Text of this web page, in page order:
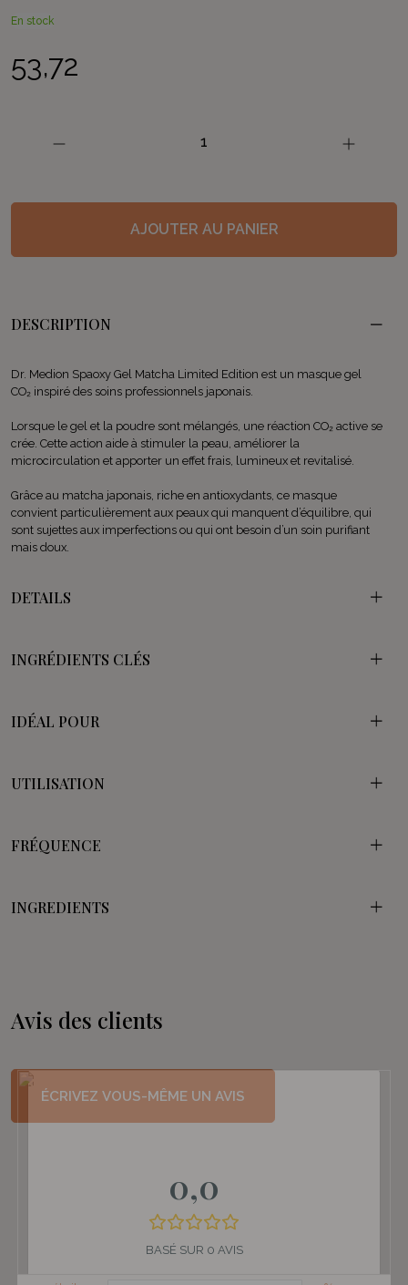
53,72
En stock
AJOUTER AU PANIER
DESCRIPTION
Dr. Medion Spaoxy Gel Matcha Limited Edition est un masque gel
CO₂ inspiré des soins professionnels japonais.
Lorsque le gel et la poudre sont mélangés, une réaction CO₂ active se
crée. Cette action aide à stimuler la peau, améliorer la
microcirculation et apporter un effet frais, lumineux et revitalisé.
Grâce au matcha japonais, riche en antioxydants, ce masque
convient particulièrement aux peaux qui manquent d’équilibre, qui
sont sujettes aux imperfections ou qui ont besoin d’un soin purifiant
mais doux.
DETAILS
INGRÉDIENTS CLÉS
IDÉAL POUR
UTILISATION
FRÉQUENCE
INGREDIENTS
Avis des clients
ÉCRIVEZ VOUS-MÊME UN AVIS
0,0
BASÉ SUR 0 AVIS